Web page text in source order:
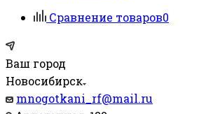
Сравнение товаров0
Ваш город
Новосибирск
mnogotkani_rf@mail.ru